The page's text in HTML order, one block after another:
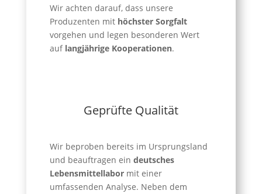
Wir achten darauf, dass unsere
Produzenten mit höchster Sorgfalt
vorgehen und legen besonderen Wert
auf langjährige Kooperationen.
Geprüfte Qualität
Wir beproben bereits im Ursprungsland
und beauftragen ein deutsches
Lebensmittellabormit einer
umfassenden Analyse. Neben dem